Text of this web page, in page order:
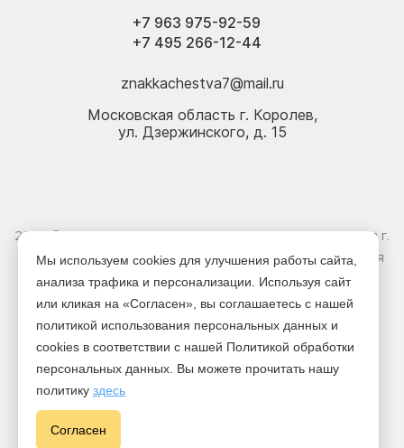
+7 495 266-12-44
+7 963 975-92-59
znakkachestva7@mail.ru
Московская область г. Королев,
ул. Дзержинского, д. 15
2026 © Электрика оптом и в розницу - Магазин-склад в г.
Королёв. Информация, указанная на сайте, не является
публичной офертой.
Версия для печати
Мы используем cookies для улучшения работы сайта,
анализа трафика и персонализации. Используя сайт
или кликая на «Согласен», вы соглашаетесь с нашей
политикой использования персональных данных и
cookies в соответствии с нашей Политикой обработки
персональных данных. Вы можете прочитать нашу
политику здесь
Cогласен